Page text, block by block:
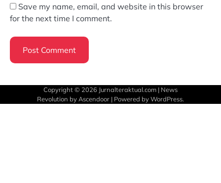
Save my name, email, and website in this browser
for the next time I comment.
Copyright © 2026 Jurnalteraktual.com | News
Revolution by Ascendoor | Powered byWordPress.